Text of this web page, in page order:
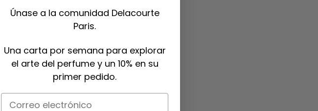
hidratante
llamada
favorece la
Únase a la comunidad Delacourte
Paris.
Una carta por semana para explorar
el arte del perfume y un 10% en su
primer pedido.
Email